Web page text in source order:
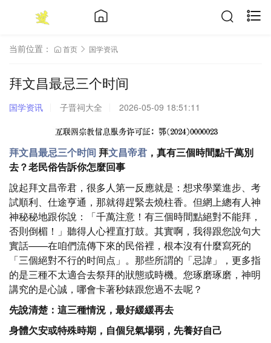
当前位置： 首页 国学资讯
拜文昌最忌三个时间
国学资讯 子晋祠大全 2026-05-09 18:51:11
拜文昌最忌三个时间 拜文昌帝君 ，真有三個時間點千萬別
去？老民俗告訴你怎麼回事
說起拜文昌帝君，很多人第一反應就是：想求學業進步、考
試順利、仕途亨通，那就得趕緊去燒柱香。但網上總有人神
神秘秘地跟你說：「千萬注意！有三個時間點絕對不能拜，
否則倒楣！」聽得人心裡直打鼓。其實啊，我得跟您說句大
實話——在咱們流傳下來的民俗裡，根本沒有什麼寫死的
「三個絕對不行的时间点」。那些所謂的「忌諱」，更多指
的是三種不太適合去祭拜的狀態或時機。您琢磨琢磨，神明
講究的是心誠，哪會卡著秒錶跟您過不去呢？
先說清楚：這三種情況，最好緩緩再去
身體欠安或特殊時期，自個兒氣場弱，先養好自己